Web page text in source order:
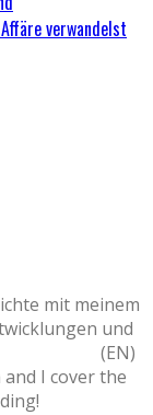
verwandelst
mit meinem
und
Lesen. (EN)
I cover the
reading!